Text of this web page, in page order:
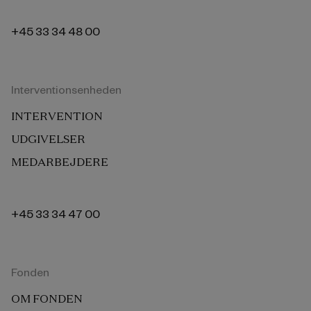
+45 33 34 48 00
Interventionsenheden
INTERVENTION
UDGIVELSER
MEDARBEJDERE
+45 33 34 47 00
Fonden
OM FONDEN